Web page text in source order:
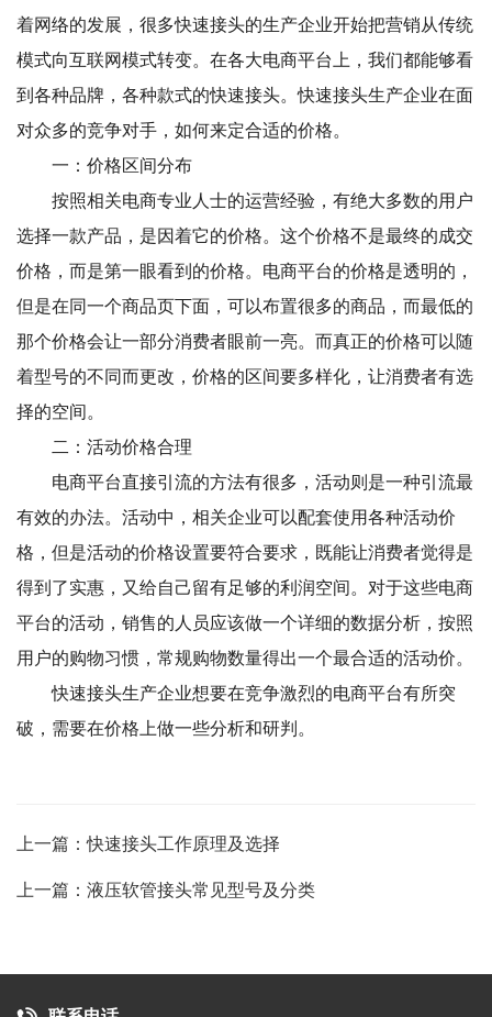
着网络的发展，很多快速接头的生产企业开始把营销从传统
模式向互联网模式转变。在各大电商平台上，我们都能够看
到各种品牌，各种款式的快速接头。快速接头生产企业在面
对众多的竞争对手，如何来定合适的价格。
一：价格区间分布
按照相关电商专业人士的运营经验，有绝大多数的用户
选择一款产品，是因着它的价格。这个价格不是最终的成交
价格，而是第一眼看到的价格。电商平台的价格是透明的，
但是在同一个商品页下面，可以布置很多的商品，而最低的
那个价格会让一部分消费者眼前一亮。而真正的价格可以随
着型号的不同而更改，价格的区间要多样化，让消费者有选
择的空间。
二：活动价格合理
电商平台直接引流的方法有很多，活动则是一种引流最
有效的办法。活动中，相关企业可以配套使用各种活动价
格，但是活动的价格设置要符合要求，既能让消费者觉得是
得到了实惠，又给自己留有足够的利润空间。对于这些电商
平台的活动，销售的人员应该做一个详细的数据分析，按照
用户的购物习惯，常规购物数量得出一个最合适的活动价。
快速接头生产企业想要在竞争激烈的电商平台有所突
破，需要在价格上做一些分析和研判。
上一篇：快速接头工作原理及选择
上一篇：液压软管接头常见型号及分类